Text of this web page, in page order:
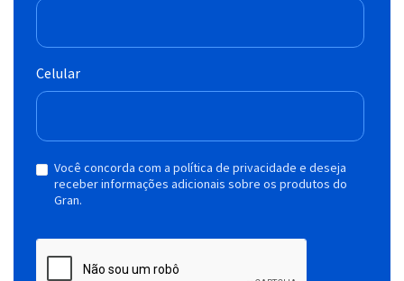
Celular
Você concorda com a política de privacidade e deseja
receber informações adicionais sobre os produtos do
Gran.